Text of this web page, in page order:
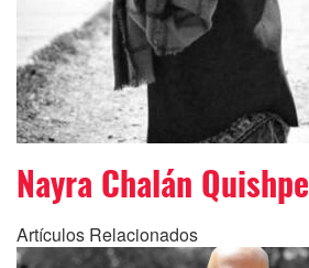
Nayra Chalán Quishpe
Artículos Relacionados